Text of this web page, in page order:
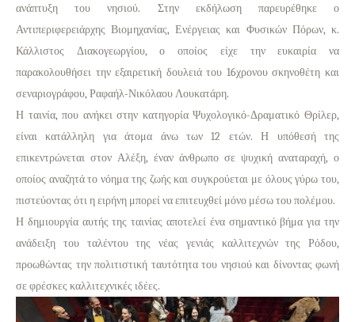
ανάπτυξη του νησιού. Στην εκδήλωση παρευρέθηκε ο
Αντιπεριφερειάρχης Βιομηχανίας, Ενέργειας και Φυσικών Πόρων, κ.
Κάλλιστος Διακογεωργίου, ο οποίος είχε την ευκαιρία να
παρακολουθήσει την εξαιρετική δουλειά του 16χρονου σκηνοθέτη και
σεναριογράφου, Ραφαήλ-Νικόλαου Λουκατάρη.
Η ταινία, που ανήκει στην κατηγορία Ψυχολογικό-Δραματικό Θρίλερ,
είναι κατάλληλη για άτομα άνω των 12 ετών. Η υπόθεσή της
επικεντρώνεται στον Αλέξη, έναν άνθρωπο σε ψυχική αναταραχή, ο
οποίος αναζητά το νόημα της ζωής και συγκρούεται με όλους γύρω του,
πιστεύοντας ότι η ειρήνη μπορεί να επιτευχθεί μόνο μέσω του πολέμου.
Η δημιουργία αυτής της ταινίας αποτελεί ένα σημαντικό βήμα για την
ανάδειξη του ταλέντου της νέας γενιάς καλλιτεχνών της Ρόδου,
προωθώντας την πολιτιστική ταυτότητα του νησιού και δίνοντας φωνή
σε φρέσκες καλλιτεχνικές ιδέες.